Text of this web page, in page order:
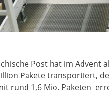
Post hat im Advent
Pakete transportiert,
rund 1,6 Mio. Paketen